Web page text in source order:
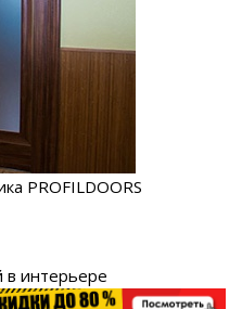
PROFILDOORS
интерьере